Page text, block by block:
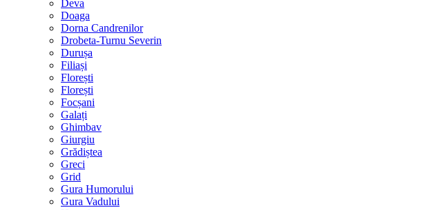
Deva
Doaga
Dorna Candrenilor
Drobeta-Turnu Severin
Durușa
Filiași
Florești
Florești
Focșani
Galați
Ghimbav
Giurgiu
Grădiștea
Greci
Grid
Gura Humorului
Gura Vadului